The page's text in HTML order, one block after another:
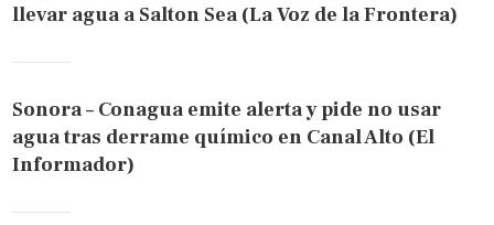
llevar agua a Salton Sea (La Voz de la Frontera)
Sonora – Conagua emite alerta y pide no usar
agua tras derrame químico en Canal Alto (El
Informador)